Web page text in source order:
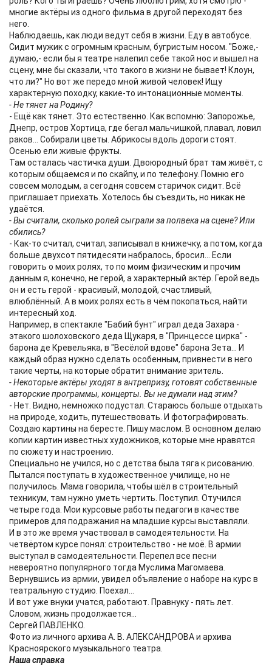
многие актёры из одного фильма в другой переходят без
него.
Наблюдаешь, как люди ведут себя в жизни. Еду в автобусе.
Сидит мужик с огромным красным, бугристым носом. "Боже,-
думаю,- если бы я театре налепил себе такой нос и вышел на
сцену, мне бы сказали, что такого в жизни не бывает! Клоун,
что ли?" Но вот же передо мной живой человек! Ищу
характерную походку, какие-то интонационные моменты.
- Не тянет на Родину?
- Ещё как тянет. Это естественно. Как вспомню: Запорожье,
Днепр, остров Хортица, где бегал мальчишкой, плавал, ловил
раков... Собирали цветы. Абрикосы вдоль дороги стоят.
Осенью ели живые фрукты.
Там осталась частичка души. Двоюродный брат там живёт, с
которым общаемся и по скайпу, и по телефону. Помню его
совсем молодым, а сегодня совсем старичок сидит. Всё
приглашает приехать. Хотелось бы съездить, но никак не
удаётся.
- Вы считали, сколько ролей сыграли за полвека на сцене? Или
сбились?
- Как-то считал, считал, записывал в книжечку, а потом, когда
больше двухсот пятидесяти набралось, бросил... Если
говорить о моих ролях, то по моим физическим и прочим
данным я, конечно, не герой, а характерный актёр. Герой ведь
он и есть герой - красивый, молодой, счастливый,
влюблённый. А в моих ролях есть в чём покопаться, найти
интересный ход.
Например, в спектакле "Бабий бунт" играл деда Захара -
этакого шолоховского деда Щукаря, в "Принцессе цирка" -
барона де Кревельяка, в "Весёлой вдове" барона Зета... И
каждый образ нужно сделать особенным, привнести в него
такие черты, на которые обратит внимание зритель.
- Некоторые актёры уходят в антрепризу, готовят собственные
авторские программы, концерты. Вы не думали над этим?
- Нет. Видно, немножко подустал. Стараюсь больше отдыхать
на природе, ходить, путешествовать. И фотографировать.
Создаю картины на бересте. Пишу маслом. В основном делаю
копии картин известных художников, которые мне нравятся
по сюжету и настроению.
Специально не учился, но с детства была тяга к рисованию.
Пытался поступать в художественное училище, но не
получилось. Мама говорила, чтобы шёл в строительный
техникум, там нужно уметь чертить. Поступил. Отучился
четыре года. Мои курсовые работы педагоги в качестве
примеров для подражания на младшие курсы выставляли.
И в это же время участвовал в самодеятельности. На
четвёртом курсе понял: строительство - не моё. В армии
выступал в самодеятельности. Перепел все песни
невероятно популярного тогда Муслима Магомаева.
Вернувшись из армии, увидел объявление о наборе на курс в
театральную студию. Поехал...
И вот уже внуки учатся, работают. Правнуку - пять лет.
Словом, жизнь продолжается...
Сергей ПАВЛЕНКО.
Фото из личного архива А. В. АЛЕКСАНДРОВА и архива
Красноярского музыкального театра.
Наша справка